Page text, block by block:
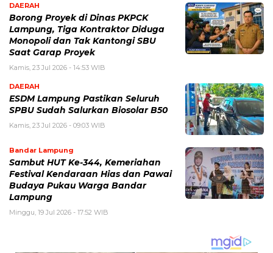
DAERAH
Borong Proyek di Dinas PKPCK
Lampung, Tiga Kontraktor Diduga
Monopoli dan Tak Kantongi SBU
Saat Garap Proyek
Kamis, 23 Jul 2026 - 14:53 WIB
DAERAH
ESDM Lampung Pastikan Seluruh
SPBU Sudah Salurkan Biosolar B50
Kamis, 23 Jul 2026 - 09:03 WIB
Bandar Lampung
Sambut HUT Ke-344, Kemeriahan
Festival Kendaraan Hias dan Pawai
Budaya Pukau Warga Bandar
Lampung
Minggu, 19 Jul 2026 - 17:52 WIB